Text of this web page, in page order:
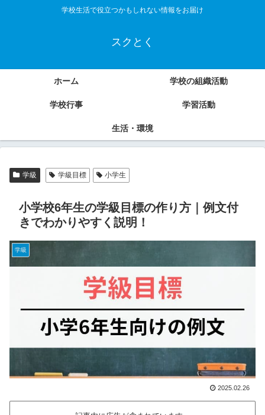
学校生活で役立つかもしれない情報をお届け
スクとく
ホーム 学校の組織活動
学校行事 学習活動
生活・環境
学級 学級目標 小学生
小学校6年生の学級目標の作り方｜例文付
きでわかりやすく説明！
学級
2025.02.26